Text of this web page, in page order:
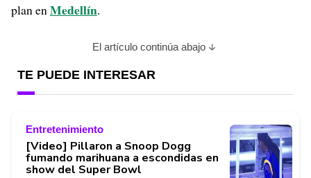
plan enMedellín.
El artículo continúa abajo
TE PUEDE INTERESAR
Entretenimiento
[Video] Pillaron a Snoop Dogg
fumando marihuana a escondidas en
show del Super Bowl